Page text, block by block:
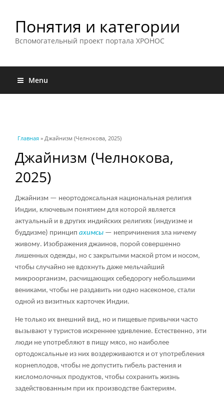
Понятия и категории
Вспомогательный проект портала ХРОНОС
Menu
Вы здесь
Главная » Джайнизм (Челнокова, 2025)
Джайнизм (Челнокова,
2025)
Джайнизм — неортодоксальная национальная религия
Индии, ключевым понятием для которой является
актуальный и в других индийских религиях (индуизме и
буддизме) принцип ахимсы — непричинения зла ничему
живому. Изображения джаинов, порой совершенно
лишенных одежды, но с закрытыми маской ртом и носом,
чтобы случайно не вдохнуть даже мельчайший
микроорганизм, расчищающих себедорогу небольшими
вениками, чтобы не раздавить ни одно насекомое, стали
одной из визитных карточек Индии.
Не только их внешний вид, но и пищевые привычки часто
вызывают у туристов искреннее удивление. Естественно, эти
люди не употребляют в пищу мясо, но наиболее
ортодоксальные из них воздерживаются и от употребления
корнеплодов, чтобы не допустить гибель растения и
кисломолочных продуктов, чтобы сохранить жизнь
задействованным при их производстве бактериям.